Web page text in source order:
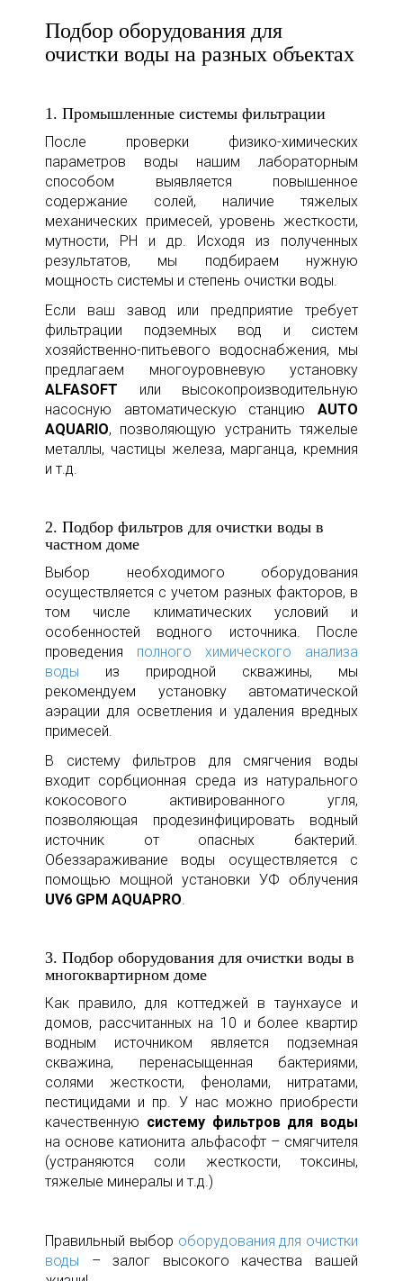
Подбор оборудования для
очистки воды на разных объектах
1. Промышленные системы фильтрации
После проверки физико-химических
параметров воды нашим лабораторным
способом выявляется повышенное
содержание солей, наличие тяжелых
механических примесей, уровень жесткости,
мутности, РН и др. Исходя из полученных
результатов, мы подбираем нужную
мощность системы и степень очистки воды.
Если ваш завод или предприятие требует
фильтрации подземных вод и систем
хозяйственно-питьевого водоснабжения, мы
предлагаем многоуровневую установку
ALFASOFT или высокопроизводительную
насосную автоматическую станцию AUTO
AQUARIO, позволяющую устранить тяжелые
металлы, частицы железа, марганца, кремния
и т.д.
2. Подбор фильтров для очистки воды в
частном доме
Выбор необходимого оборудования
осуществляется с учетом разных факторов, в
том числе климатических условий и
особенностей водного источника. После
проведения полного химического анализа
воды из природной скважины, мы
рекомендуем установку автоматической
аэрации для осветления и удаления вредных
примесей.
В систему фильтров для смягчения воды
входит сорбционная среда из натурального
кокосового активированного угля,
позволяющая продезинфицировать водный
источник от опасных бактерий.
Обеззараживание воды осуществляется с
помощью мощной установки УФ облучения
UV6 GPM AQUAPRO
3. Подбор оборудования для очистки воды в
многоквартирном доме
Как правило, для коттеджей в таунхаусе и
домов, рассчитанных на 10 и более квартир
водным источником является подземная
скважина, перенасыщенная бактериями,
солями жесткости, фенолами, нитратами,
пестицидами и пр. У нас можно приобрести
качественную систему фильтров для воды
на основе катионита альфасофт – смягчителя
(устраняются соли жесткости, токсины,
тяжелые минералы и т.д.)
Правильный выбор оборудования для очистки
воды – залог высокого качества вашей